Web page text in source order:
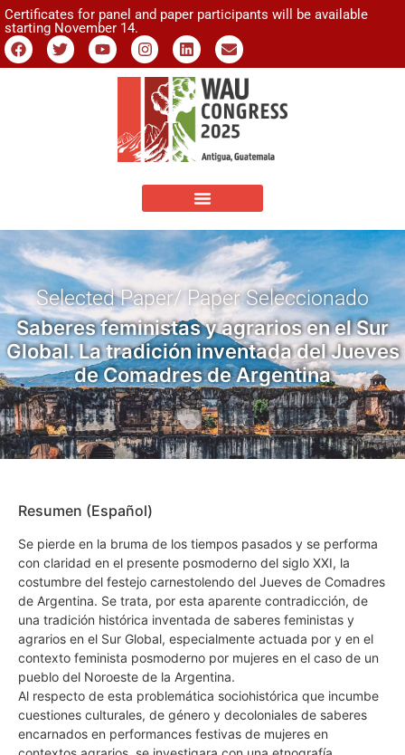
Certificates for panel and paper participants will be available
starting November 14.
Selected Paper/ Paper Seleccionado
Saberes feministas y agrarios en el Sur
Global. La tradición inventada del Jueves
de Comadres de Argentina
Resumen (Español)
Se pierde en la bruma de los tiempos pasados y se performa
con claridad en el presente posmoderno del siglo XXI, la
costumbre del festejo carnestolendo del Jueves de Comadres
de Argentina. Se trata, por esta aparente contradicción, de
una tradición histórica inventada de saberes feministas y
agrarios en el Sur Global, especialmente actuada por y en el
contexto feminista posmoderno por mujeres en el caso de un
pueblo del Noroeste de la Argentina.
Al respecto de esta problemática sociohistórica que incumbe
cuestiones culturales, de género y decoloniales de saberes
encarnados en performances festivas de mujeres en